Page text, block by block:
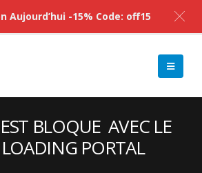
BLOQUE AVEC LE
PORTAL
Aujourd’hui -15% Code: off15